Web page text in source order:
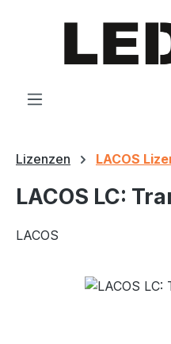
Lizenzen LACOS
LACOS LC:
LACOS
Bildergalerie überspringen